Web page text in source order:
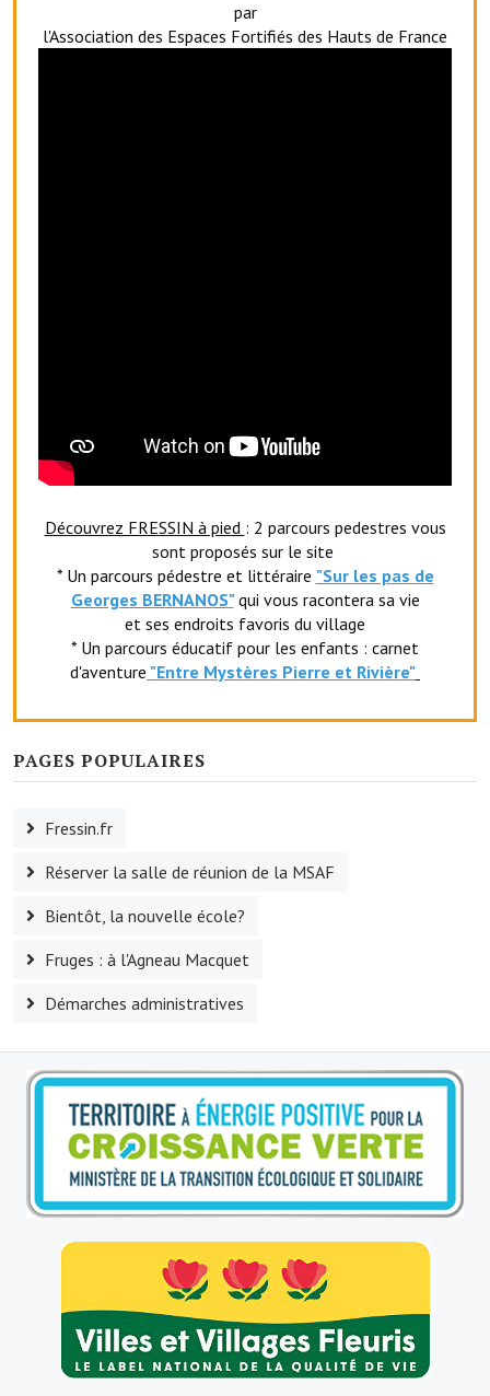
Urbanisme
Agents immobiliers
Réserver une salle
Salle Georges Delépine
Maison des services et des associations fressinoises
VILLE ACTIVE
La société musicale de l'Avenir Fressinois
L'association Avotra-France
Le foyer de la Planquette
L'association des anciens combattants
L'association des anciens sapeurs-pompiers volontaires
Village sportif
L'US Crequy Fressin
La société de chasse
La société de pêche
par
l'Association des Espaces Fortifiés des Hauts de France
Découvrez FRESSIN à pied : 2 parcours pedestres vous
sont proposés sur le site
* Un parcours pédestre et littéraire "Sur les pas de
Georges BERNANOS" qui vous racontera sa vie
et ses endroits favoris du village
* Un parcours éducatif pour les enfants : carnet
d'aventure "Entre Mystères Pierre et Rivière"
PAGES POPULAIRES
Fressin.fr
Réserver la salle de réunion de la MSAF
Bientôt, la nouvelle école?
Fruges : à l'Agneau Macquet
Démarches administratives